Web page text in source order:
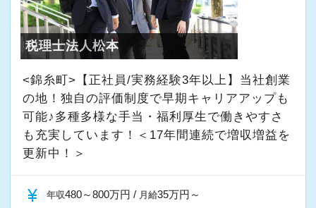
・入社時期は柔軟に対応
・半年～1年の調整も可能
「応募する」からお気軽にご連絡ください。
★入社後の仕事内容★
業務時間内は、事務所内スタッフともやりとり
して頂きながら、
完全在宅会計スタッフとして、会計業務全般を
お任せします。
【具体的な業務】
・記帳代行
・年末調整業務
税理士法人松本
<錦糸町>【正社員/実務経験3年以上】当社創業
の地！独自の評価制度で早期キャリアアップも
可能♪多種多様な手当・福利厚生で働きやすさ
も充実しています！＜17年間連続で増収増益を
更新中！＞
currency_yen 年収480～800万円 / 月給35万円～